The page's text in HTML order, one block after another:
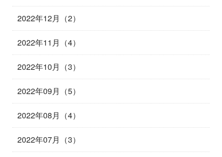
2022年12月（2）
2022年11月（4）
2022年10月（3）
2022年09月（5）
2022年08月（4）
2022年07月（3）